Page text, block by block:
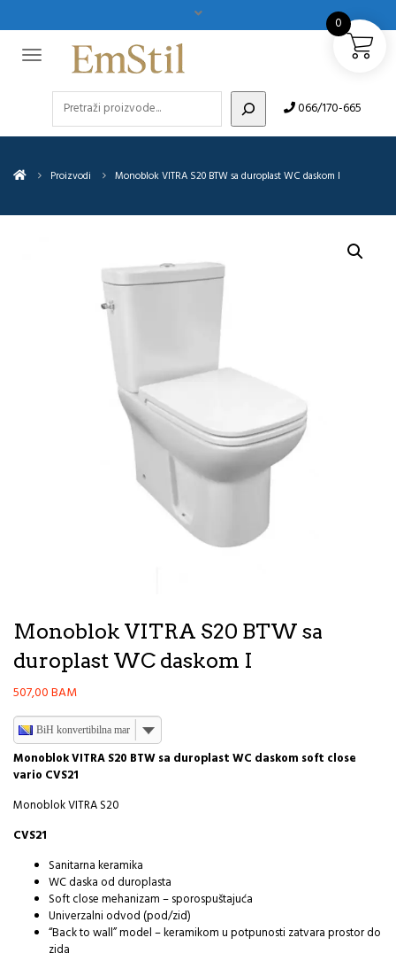
066/170-665
Proizvodi Monoblok VITRA S20 BTW sa duroplast WC daskom I
Monoblok VITRA S20 BTW sa
duroplast WC daskom I
507,00BAM
BiH konvertibilna marka
Monoblok VITRA S20 BTW sa duroplast WC daskom soft close
vario CVS21
Monoblok VITRA S20
CVS21
Sanitarna keramika
WC daska od duroplasta
Soft close mehanizam – sporospuštajuća
Univerzalni odvod (pod/zid)
“Back to wall” model – keramikom u potpunosti zatvara prostor do
zida
0